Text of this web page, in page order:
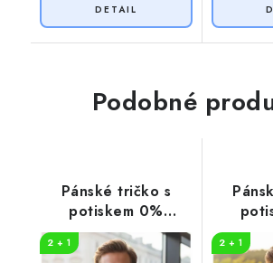
Podobné
Pánské tričko s
potiskem 0%
VEGAN oranžový
potisk
2 + 1 2 + 1